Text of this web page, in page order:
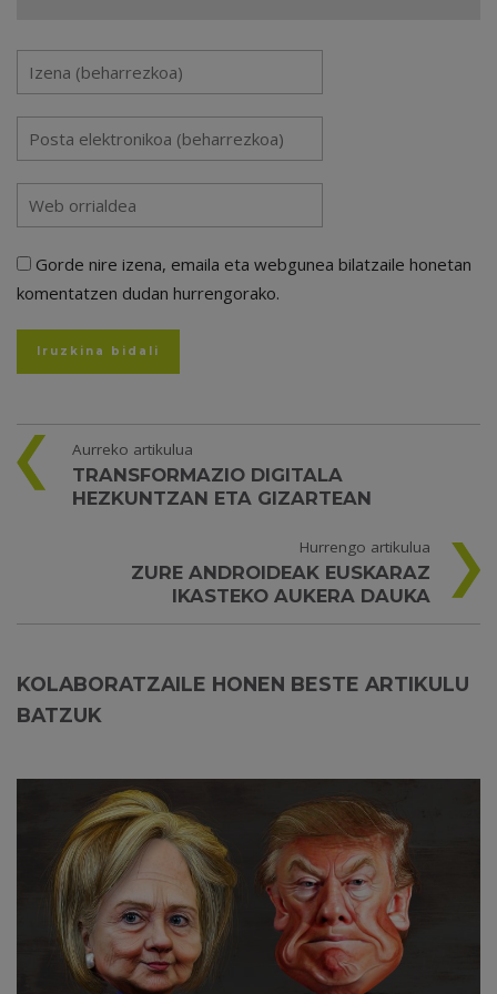
Gorde nire izena, emaila eta webgunea bilatzaile honetan
komentatzen dudan hurrengorako.
Aurreko artikulua
TRANSFORMAZIO DIGITALA
HEZKUNTZAN ETA GIZARTEAN
Hurrengo artikulua
ZURE ANDROIDEAK EUSKARAZ
IKASTEKO AUKERA DAUKA
KOLABORATZAILE HONEN BESTE ARTIKULU
BATZUK